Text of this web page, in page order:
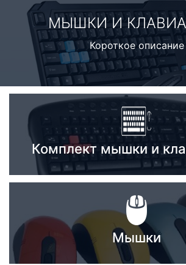
Напольные розетки
Оборудование Mikrotik
Пылесос
Спикерфон
Модемы ADSL, Wan/Lan Роутеры, Wi-Fi
IP Телефония
Стереосистемы
UPS Источники бесперебойного
Мышки и Клавиатуры
МЫШКИ И
Короткое описание
Комплект мышки и
Мышки